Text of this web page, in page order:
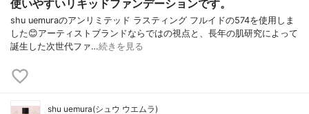
使いやすいリキッドファンデーションです。
shu uemuraのアンリミテッド ラスティング フルイドの574を使用しま
した😊アーティストブランドならではの視点と、長年の肌研究によって
誕生した次世代ファ…続きを見る
shu uemura(シュウ ウエムラ)